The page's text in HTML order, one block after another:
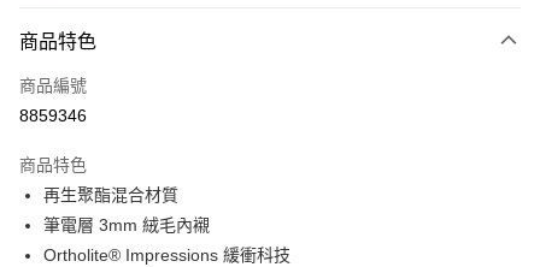
相關說明
1.本服務由台灣大哥大提供，台灣大哥大用戶可立即使用無須另外申請。
2.付款方式選擇「大哥付你分期」，訂單成立後會自動跳轉到大哥付的交易
3.實際核准額度、可分期數及費用金額請依後續交易確認頁面所載為準。
4.訂單成立30分鐘內，如未前往確認交易或遇審核未通過，訂單將自動取
消。如遇「轉專審核」未通過狀況，表示未達大哥付你分期系統評分，恕無
法說明評估內容。
【繳款方式說明】
ATM付款
貨到付款
運送方式
宅配物流
每筆NT$80，滿NT$490(含以上)免運費
商品特色
商品編號
8859346
商品特色
再生聚酯混合材質
筆電層 3mm 絨毛內襯
Ortholite® Impressions 緩衝科技